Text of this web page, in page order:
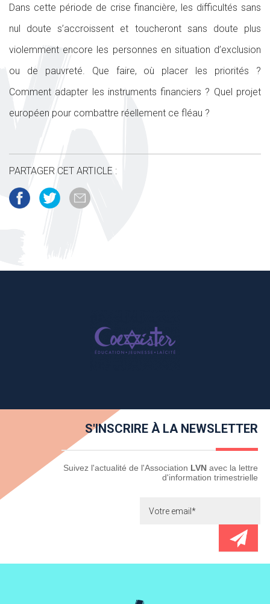
Dans cette période de crise financière, les difficultés sans
nul doute s’accroissent et toucheront sans doute plus
violemment encore les personnes en situation d’exclusion
ou de pauvreté. Que faire, où placer les priorités ?
Comment adapter les instruments financiers ? Quel projet
européen pour combattre réellement ce fléau ?
PARTAGER CET ARTICLE :
S'INSCRIRE À LA NEWSLETTER
Newsletter Suivez l'actualité de l'Association LVN avec la lettre
d'information trimestrielle